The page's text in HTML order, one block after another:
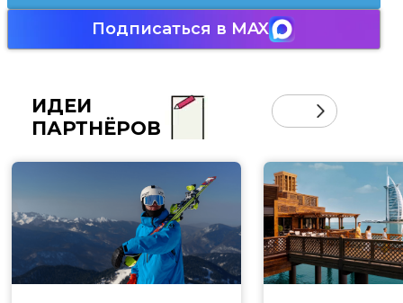
Подписаться в MAX
ИДЕИ
ПАРТНЁРОВ